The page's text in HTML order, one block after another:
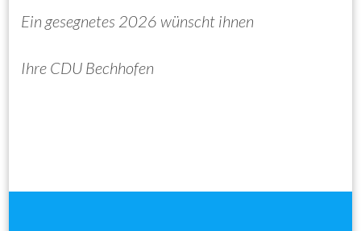
Ein gesegnetes 2026 wünscht ihnen
Ihre CDU Bechhofen